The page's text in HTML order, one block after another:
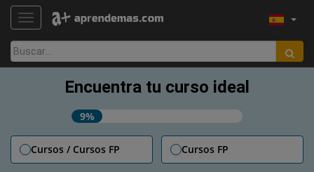
TOGGLE NAVIGATION
Buscar:
Encuentra tu curso ideal
9%
Cursos / Cursos FP Cursos FP